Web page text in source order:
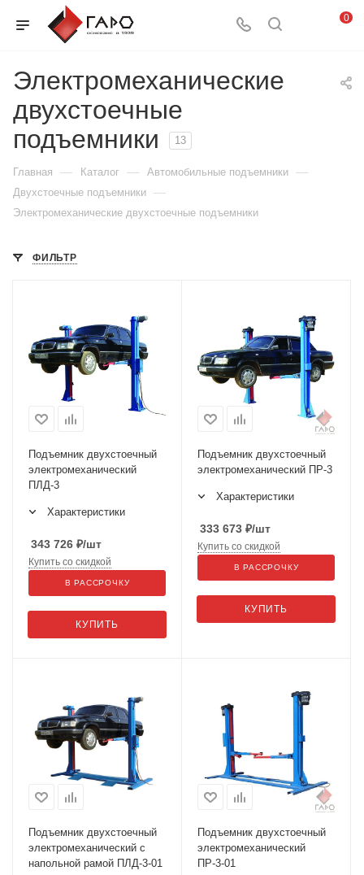
0
Электромеханические
двухстоечные
подъемники
13
Главная — Каталог — Автомобильные подъемники —
Двухстоечные подъемники —
Электромеханические двухстоечные подъемники
ФИЛЬТР
Подъемник двухстоечный
электромеханический
ПЛД-3
Характеристики
343 726 ₽/шт
КУПИТЬ
Купить со скидкой
В РАССРОЧКУ
Подъемник двухстоечный
электромеханический ПР-3
Характеристики
333 673 ₽/шт
КУПИТЬ
Купить со скидкой
В РАССРОЧКУ
Подъемник двухстоечный
электромеханический с
напольной рамой ПЛД-3-01
Подъемник двухстоечный
электромеханический
ПР-3-01